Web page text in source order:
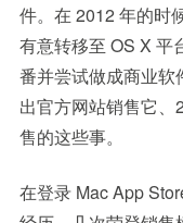
件。在 2012 年的时
有意转移至 OS X 平
番并尝试做成商业软
出官方网站销售它、
售的这些事。
在登录 Mac App